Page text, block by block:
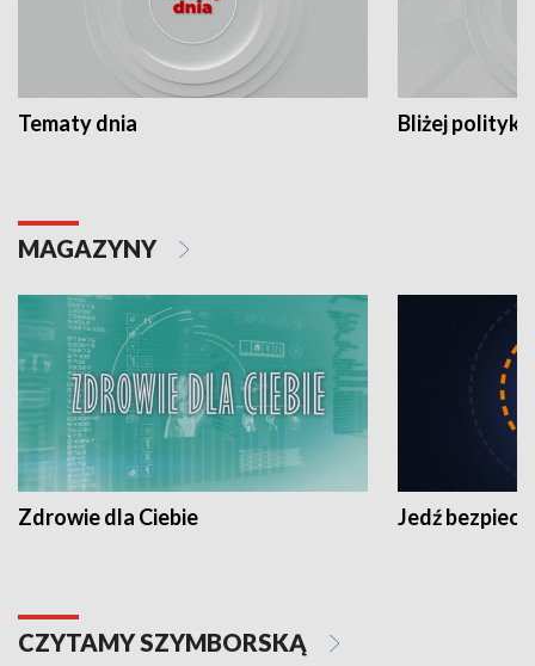
Tematy dnia Bliżej polityki
MAGAZYNY
Zdrowie dla Ciebie Jedź
CZYTAMY SZYMBORSKĄ